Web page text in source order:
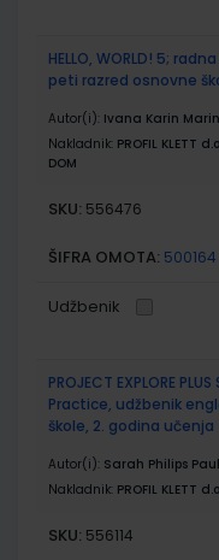
HELLO, WORLD! 5;
peti razred osnovne
Autor(i): Ivana Karin
Nakladnik: PROFIL KLETT
DOM
SKU: 556476
ŠIFRA OMOTA: 500164
Udžbenik
PROJECT EXPLORE
Practice, udžbenik
škole, 2. godina učenja
Autor(i): Sarah Philips
Nakladnik: PROFIL KLETT
SKU: 556114